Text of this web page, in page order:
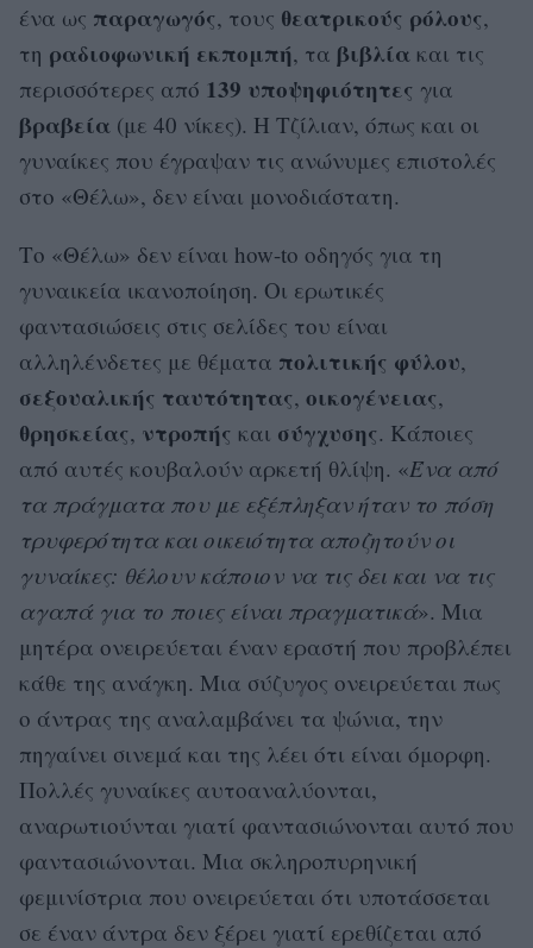
ένα ως παραγωγός, τους θεατρικούς ρόλους,
τη ραδιοφωνική εκπομπή, τα βιβλία και τις
περισσότερες από 139 υποψηφιότητες για
βραβεία (με 40 νίκες). Η Τζίλιαν, όπως και οι
γυναίκες που έγραψαν τις ανώνυμες επιστολές
στο «Θέλω», δεν είναι μονοδιάστατη.
Το «Θέλω» δεν είναι how-to οδηγός για τη
γυναικεία ικανοποίηση. Οι ερωτικές
φαντασιώσεις στις σελίδες του είναι
αλληλένδετες με θέματα πολιτικής φύλου,
σεξουαλικής ταυτότητας, οικογένειας,
θρησκείας, ντροπής και σύγχυσης. Κάποιες
από αυτές κουβαλούν αρκετή θλίψη. «Ένα από
τα πράγματα που με εξέπληξαν ήταν το πόση
τρυφερότητα και οικειότητα αποζητούν οι
γυναίκες: θέλουν κάποιον να τις δει και να τις
αγαπά για το ποιες είναι πραγματικά». Μια
μητέρα ονειρεύεται έναν εραστή που προβλέπει
κάθε της ανάγκη. Μια σύζυγος ονειρεύεται πως
ο άντρας της αναλαμβάνει τα ψώνια, την
πηγαίνει σινεμά και της λέει ότι είναι όμορφη.
Πολλές γυναίκες αυτοαναλύονται,
αναρωτιούνται γιατί φαντασιώνονται αυτό που
φαντασιώνονται. Μια σκληροπυρηνική
φεμινίστρια που ονειρεύεται ότι υποτάσσεται
σε έναν άντρα δεν ξέρει γιατί ερεθίζεται από